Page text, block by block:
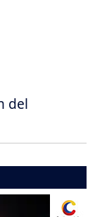
del